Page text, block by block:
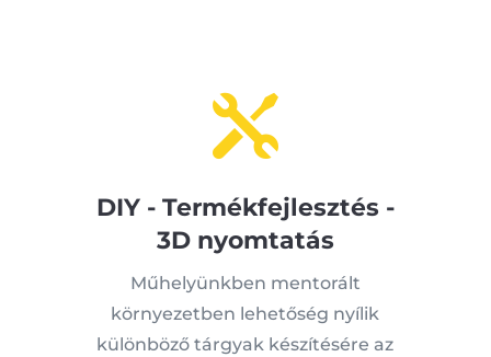

DIY - Termékfejlesztés -
3D nyomtatás
Műhelyünkben mentorált
környezetben lehetőség nyílik
különböző tárgyak készítésére az